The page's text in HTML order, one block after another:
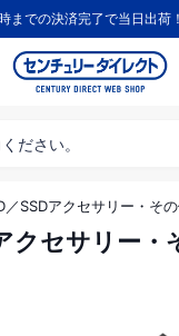
済完了で当日出荷！ ※在庫あ
／SSDアクセサリー・そ
クセサリー・